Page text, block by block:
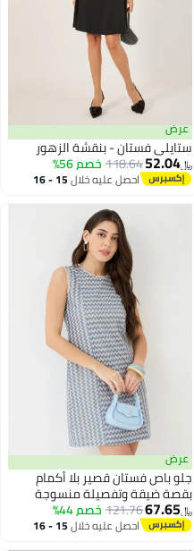
عرض
ستايلي فستان - بنقشة الزهور
﷼‏52.04
118.64خصم 56%
احصل عليه خلال 15 - 16
عرض
جلو باص فستان قصير بلا أكمام
بقصة ضيقة وتفصيلة منسوجة
﷼‏67.65
121.76خصم 44%
احصل عليه خلال 15 - 16